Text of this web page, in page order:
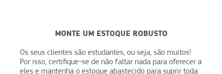
MONTE UM ESTOQUE ROBUSTO
Os seus clientes são estudantes, ou seja, são muitos!
Por isso, certifique-se de não faltar nada para oferecer a
eles e mantenha o estoque abastecido para suprir toda